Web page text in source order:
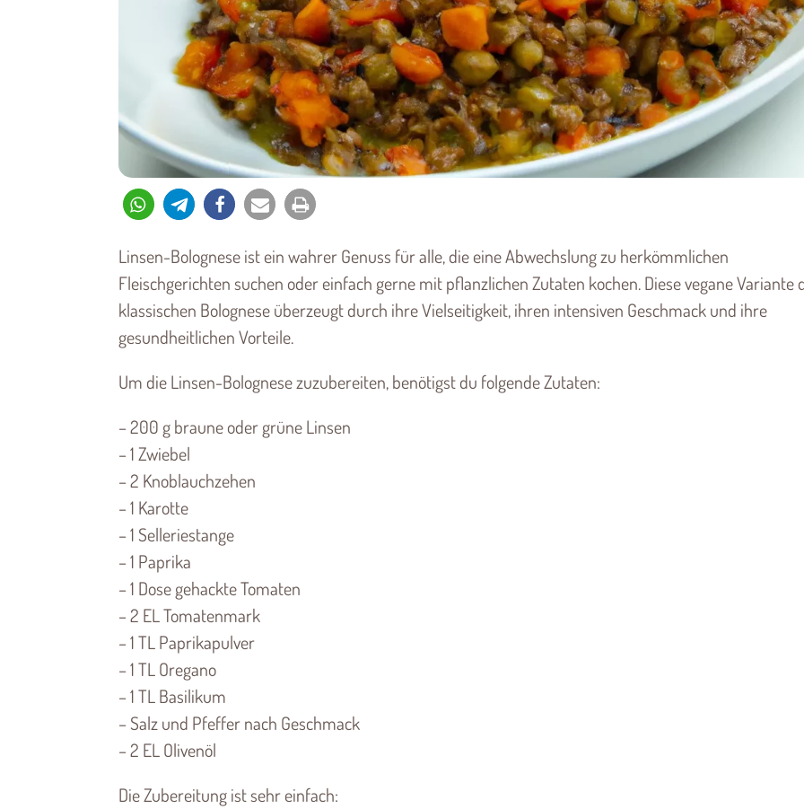
Linsen-Bolognese ist ein wahrer Genuss für alle, die eine Abwechslung zu herkömmlichen
Fleischgerichten suchen oder einfach gerne mit pflanzlichen Zutaten kochen. Diese vegane Variante
klassischen Bolognese überzeugt durch ihre Vielseitigkeit, ihren intensiven Geschmack und ihre
gesundheitlichen Vorteile.
Um die Linsen-Bolognese zuzubereiten, benötigst du folgende Zutaten:
– 200 g braune oder grüne Linsen
– 1 Zwiebel
– 2 Knoblauchzehen
– 1 Karotte
– 1 Selleriestange
– 1 Paprika
– 1 Dose gehackte Tomaten
– 2 EL Tomatenmark
– 1 TL Paprikapulver
– 1 TL Oregano
– 1 TL Basilikum
– Salz und Pfeffer nach Geschmack
– 2 EL Olivenöl
Die Zubereitung ist sehr einfach: